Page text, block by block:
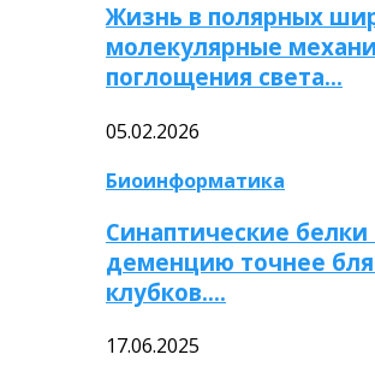
Жизнь в полярных
молекулярные
поглощения света…
05.02.2026
Биоинформатика
Синаптические белки
деменцию точнее
клубков….
17.06.2025